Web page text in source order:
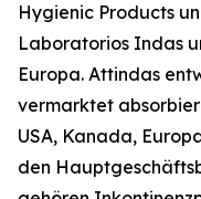
Hygienic Products
Laboratorios Indas
Europa. Attindas
vermarktet
USA, Kanada,
den